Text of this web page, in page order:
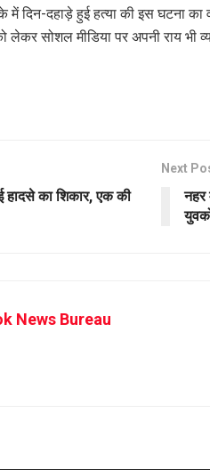
दिन-दहाड़े हुई हत्या की इस घटना का
लेकर सोशल मीडिया पर अपनी राय भी
हादसे का शिकार, एक की
Next
नहर
News Bureau